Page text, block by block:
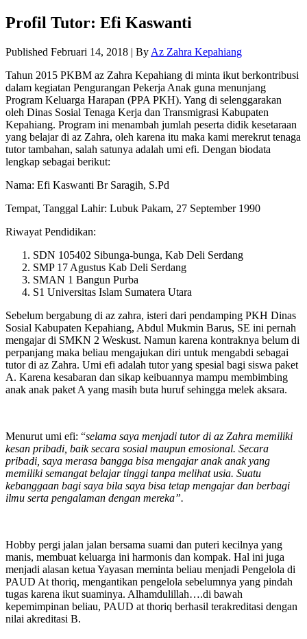
Profil Tutor: Efi Kaswanti
Published Februari 14, 2018 | By Az Zahra Kepahiang
Tahun 2015 PKBM az Zahra Kepahiang di minta ikut berkontribusi
dalam kegiatan Pengurangan Pekerja Anak guna menunjang
Program Keluarga Harapan (PPA PKH). Yang di selenggarakan
oleh Dinas Sosial Tenaga Kerja dan Transmigrasi Kabupaten
Kepahiang. Program ini menambah jumlah peserta didik kesetaraan
yang belajar di az Zahra, oleh karena itu maka kami merekrut tenaga
tutor tambahan, salah satunya adalah umi efi. Dengan biodata
lengkap sebagai berikut:
Nama: Efi Kaswanti Br Saragih, S.Pd
Tempat, Tanggal Lahir: Lubuk Pakam, 27 September 1990
Riwayat Pendidikan:
SDN 105402 Sibunga-bunga, Kab Deli Serdang
SMP 17 Agustus Kab Deli Serdang
SMAN 1 Bangun Purba
S1 Universitas Islam Sumatera Utara
Sebelum bergabung di az zahra, isteri dari pendamping PKH Dinas
Sosial Kabupaten Kepahiang, Abdul Mukmin Barus, SE ini pernah
mengajar di SMKN 2 Weskust. Namun karena kontraknya belum di
perpanjang maka beliau mengajukan diri untuk mengabdi sebagai
tutor di az Zahra. Umi efi adalah tutor yang spesial bagi siswa paket
A. Karena kesabaran dan sikap keibuannya mampu membimbing
anak anak paket A yang masih buta huruf sehingga melek aksara.
Menurut umi efi: “selama saya menjadi tutor di az Zahra memiliki
kesan pribadi, baik secara sosial maupun emosional. Secara
pribadi, saya merasa bangga bisa mengajar anak anak yang
memiliki semangat belajar tinggi tanpa melihat usia. Suatu
kebanggaan bagi saya bila saya bisa tetap mengajar dan berbagi
ilmu serta pengalaman dengan mereka”.
Hobby pergi jalan jalan bersama suami dan puteri kecilnya yang
manis, membuat keluarga ini harmonis dan kompak. Hal ini juga
menjadi alasan ketua Yayasan meminta beliau menjadi Pengelola di
PAUD At thoriq, mengantikan pengelola sebelumnya yang pindah
tugas karena ikut suaminya. Alhamdulillah….di bawah
kepemimpinan beliau, PAUD at thoriq berhasil terakreditasi dengan
nilai akreditasi B.